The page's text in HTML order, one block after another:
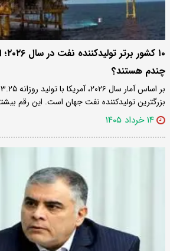
۱۰
چندم هستند؟
بزرگترین تولیدکننده نفت جهان است. این رقم
۱۴ خرداد ۱۴۰۵